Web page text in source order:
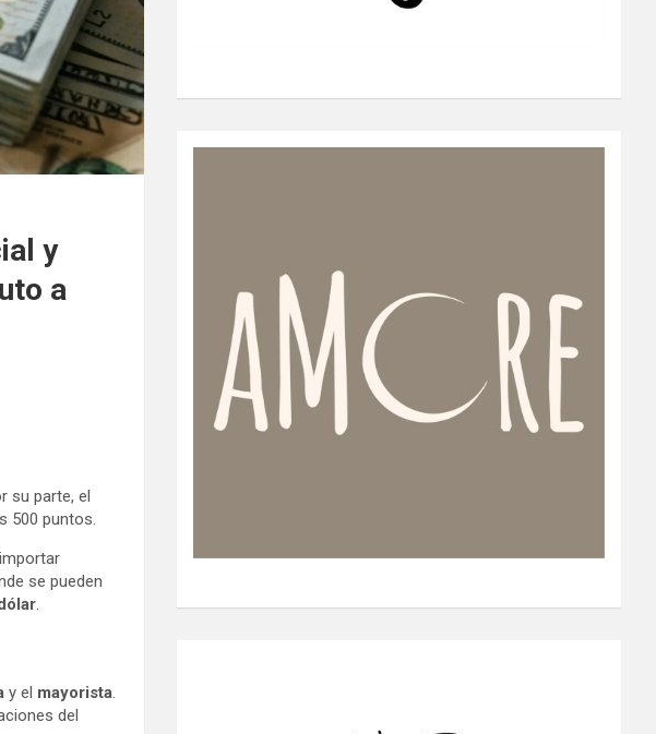
y
a
su parte, el
500 puntos.
se pueden
.
y el mayorista.
del